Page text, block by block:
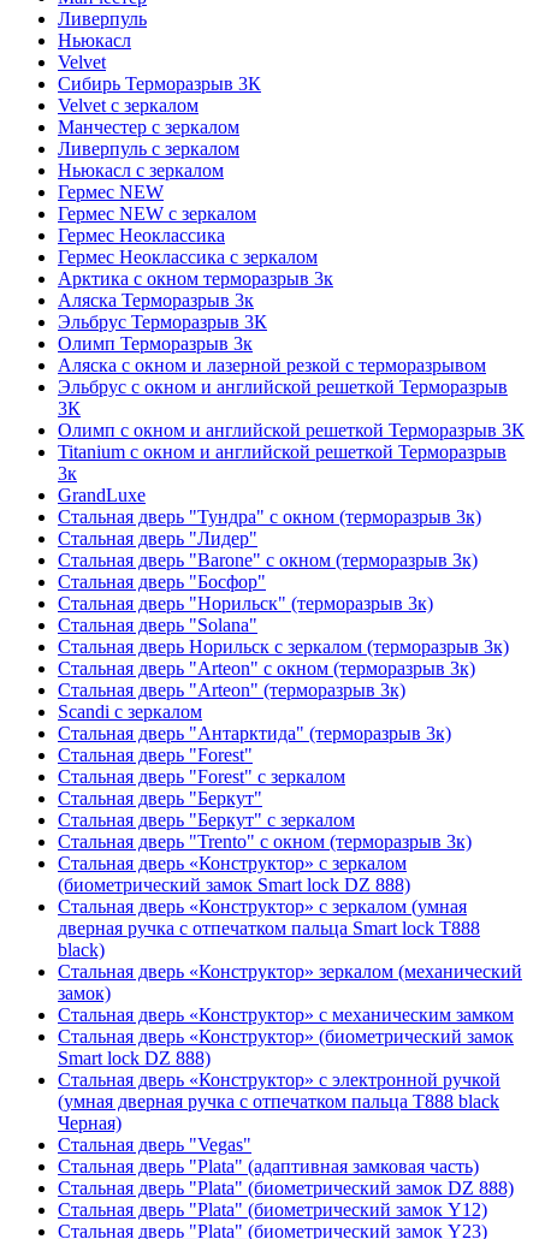
Ливерпуль
Ньюкасл
Velvet
Сибирь Терморазрыв 3К
Velvet с зеркалом
Манчестер с зеркалом
Ливерпуль с зеркалом
Ньюкасл с зеркалом
Гермес NEW
Гермес NEW с зеркалом
Гермес Неоклассика
Гермес Неоклассика с зеркалом
Арктика с окном терморазрыв 3к
Аляска Терморазрыв 3к
Эльбрус Терморазрыв 3К
Олимп Терморазрыв 3к
Аляска с окном и лазерной резкой с терморазрывом
Эльбрус с окном и английской решеткой Терморазрыв
3К
Олимп с окном и английской решеткой Терморазрыв 3К
Titanium с окном и английской решеткой Терморазрыв
3к
GrandLuxe
Стальная дверь "Тундра" с окном (терморазрыв 3к)
Стальная дверь "Лидер"
Стальная дверь "Barone" с окном (терморазрыв 3к)
Стальная дверь "Босфор"
Стальная дверь "Норильск" (терморазрыв 3к)
Стальная дверь "Solana"
Стальная дверь Норильск с зеркалом (терморазрыв 3к)
Стальная дверь "Arteon" с окном (терморазрыв 3к)
Стальная дверь "Arteon" (терморазрыв 3к)
Scandi с зеркалом
Стальная дверь "Антарктида" (терморазрыв 3к)
Стальная дверь "Forest"
Стальная дверь "Forest" с зеркалом
Стальная дверь "Беркут"
Стальная дверь "Беркут" с зеркалом
Стальная дверь "Trento" с окном (терморазрыв 3к)
Стальная дверь «Конструктор» с зеркалом
(биометрический замок Smart lock DZ 888)
Стальная дверь «Конструктор» с зеркалом (умная
дверная ручка с отпечатком пальца Smart lock T888
black)
Стальная дверь «Конструктор» зеркалом (механический
замок)
Стальная дверь «Конструктор» с механическим замком
Стальная дверь «Конструктор» (биометрический замок
Smart lock DZ 888)
Стальная дверь «Конструктор» с электронной ручкой
(умная дверная ручка с отпечатком пальца T888 black
Черная)
Стальная дверь "Vegas"
Стальная дверь "Plata" (адаптивная замковая часть)
Стальная дверь "Plata" (биометрический замок DZ 888)
Стальная дверь "Plata" (биометрический замок Y12)
Стальная дверь "Plata" (биометрический замок Y23)